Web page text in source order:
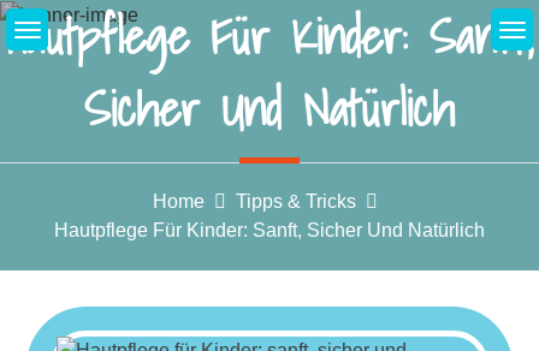
Skip
toHautpflege Für Kinder: Sanft,
Sicher Und Natürlich
Home
Tipps & Tricks
Hautpflege Für Kinder: Sanft, Sicher Und Natürlich